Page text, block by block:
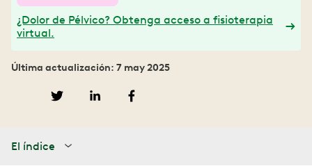
¿Dolor de Pélvico? Obtenga acceso a fisioterapia
virtual.
Última actualización: 7 may 2025
El índice